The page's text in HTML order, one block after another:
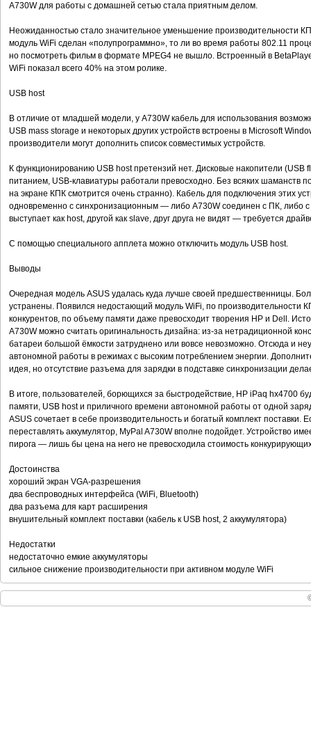
A730W для работы с домашней сетью стала приятным делом.
Неожиданностью стало значительное уменьшение производительности
модуль WiFi сделан «полупрограммно», то ли во время работы 802.11
но посмотреть фильм в формате MPEG4 не вышло. Встроенный в
WiFi показал всего 40% на этом ролике.
USB host
В отличие от младшей модели, у A730W кабель для использования
USB mass storage и некоторых других устройств встроены в Microsoft
производители могут дополнить список совместимых устройств.
К функционированию USB host претензий нет. Дисковые накопители (USB
питанием, USB-клавиатуры работали превосходно. Без всяких шаманств
на экране КПК смотрится очень странно). Кабель для подключения этих
одновременно с синхронизационным — либо A730W соединен с ПК, либо
выступает как host, другой как slave, друг друга не видят — требуется
С помощью специального апплета можно отключить модуль USB host.
Выводы
Очередная модель ASUS удалась куда лучше своей предшественницы.
устранены. Появился недостающий модуль WiFi, по производительности
конкурентов, по объему памяти даже превосходит творения HP и Dell.
A730W можно считать оригинальность дизайна: из-за нетрадиционной
батареи большой ёмкости затруднено или вовсе невозможно. Отсюда и
автономной работы в режимах с высоким потреблением энергии.
идея, но отсутствие разъема для зарядки в подставке синхронизации
В итоге, пользователей, борющихся за быстродействие, HP iPaq hx4700
памяти, USB host и приличного времени автономной работы от одной
ASUS сочетает в себе производительность и богатый комплект поставки.
переставлять аккумулятор, MyPal A730W вполне подойдет. Устройство
пирога — лишь бы цена на него не превосходила стоимость
Достоинства
хороший экран VGA-разрешения
два беспроводных интерфейса (WiFi, Bluetooth)
два разъема для карт расширения
внушительный комплект поставки (кабель к USB host, 2 аккумулятора)
Недостатки
недостаточно емкие аккумуляторы
сильное снижение производительности при активном модуле WiFi